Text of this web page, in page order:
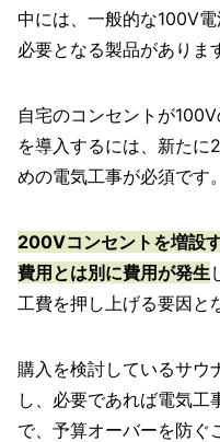
中には、一般的な100V
必要となる製品がありま
自宅のコンセントが
を導入するには、新た
めの電気工事が必須です。
200Vコンセントを増設
費用とは別に費用が発生
工費を押し上げる要因と
購入を検討しているサウ
し、必要であれば電気工
で、予算オーバーを防ぐ